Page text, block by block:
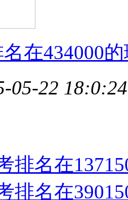
在434000
05-22 18:0:24
排名在
排名在